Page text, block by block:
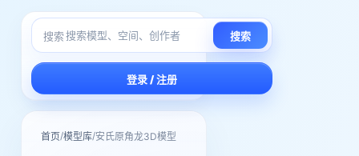
搜索 搜索
登录 / 注册
首页/模型库/安氏原角龙3D模型